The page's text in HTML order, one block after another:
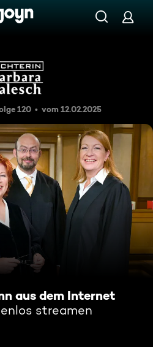
Der Traummann aus dem
120 vom 12.02.2025
aus dem Internet
streamen